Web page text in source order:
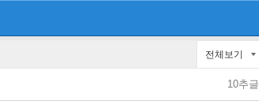
전체보기
10추글